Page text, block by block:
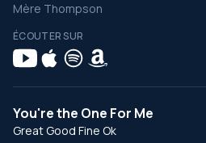
Mère Thompson
ÉCOUTER SUR
You're the One For Me
Great Good Fine Ok